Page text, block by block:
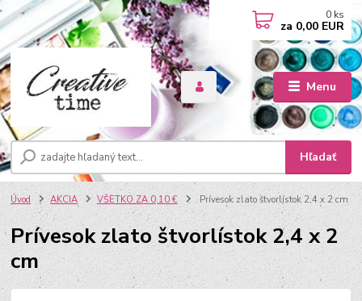
Menu
Hľadať
0 ks
za 0,00 EUR
Úvod AKCIA VŠETKO ZA 0,10 € Prívesok zlato štvorlístok 2,4 x 2 cm
Prívesok zlato štvorlístok 2,4 x 2
cm